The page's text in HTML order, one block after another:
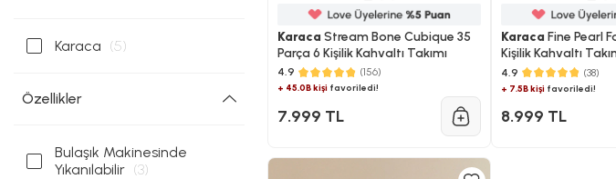
Karaca (5)
Özellikler
Bulaşık Makinesinde
Yıkanılabilir (3)
Karaca Stream Bone Cubique 35
Parça 6 Kişilik Kahvaltı Takımı
4.9 (156)
+ 45.0B kişifavoriledi!
7.999 TL
Karaca Fine Pearl
Kişilik Kahvaltı
4.9 (38)
+ 7.5B kişifavoriledi!
8.999 TL